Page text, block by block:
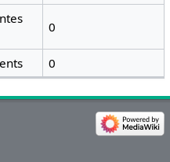
0
0